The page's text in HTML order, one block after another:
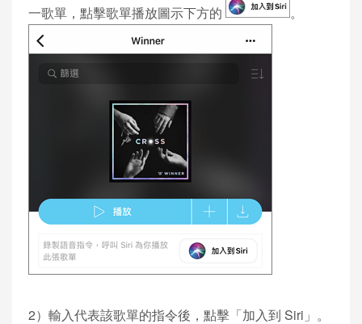
一歌單，點擊歌單播放圖示下方的
。
2）輸入代表該歌單的指令後，點擊「加入到 Siri」。